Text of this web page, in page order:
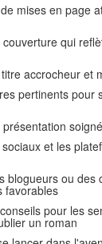
mises en page
qui
accrocheur et
pertinents pour
et les
blogueurs ou des
favorables
pour les
un roman